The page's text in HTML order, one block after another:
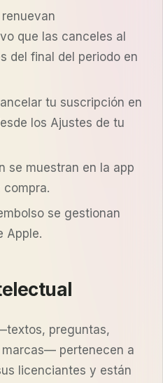
que las canceles al
del final del periodo en
tu suscripción en
los Ajustes de tu
se muestran en la app
compra.
se gestionan
Apple.
preguntas,
pertenecen a
licenciantes y están